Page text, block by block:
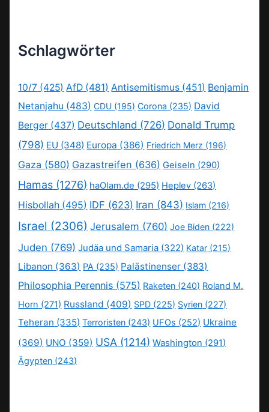
Schlagwörter
10/7 (425) AfD (481) Antisemitismus (451) Benjamin
Netanjahu (483) CDU (195) Corona (235) David
Berger (437) Deutschland (726) Donald Trump
(798) EU (348) Europa (386) Friedrich Merz (196)
Gaza (580) Gazastreifen (636) Geiseln (290)
Hamas (1276) haOlam.de (295) Heplev (263)
Hisbollah (495) IDF (623) Iran (843) Islam (216)
Israel (2306) Jerusalem (760) Joe Biden (222)
Juden (769) Judäa und Samaria (322) Katar (215)
Libanon (363) PA (235) Palästinenser (383)
Philosophia Perennis (575) Raketen (240) Roland M.
Horn (271) Russland (409) SPD (225) Syrien (227)
Teheran (335) Terroristen (243) UFOs (252) Ukraine
(369) UNO (359) USA (1214) Washington (291)
Ägypten (243)